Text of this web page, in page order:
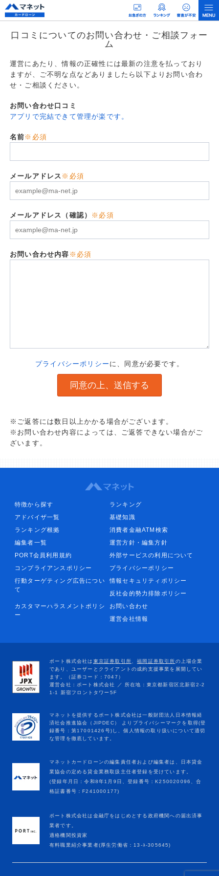
口コミについてのお問い合わせ・ご相談フォー
ム
運営にあたり、情報の正確性には最新の注意を払っており
ますが、ご不明な点などありましたら以下よりお問い合わ
せ・ご相談ください。
お問い合わせ口コミ
アプリで完結できて管理が楽です。
名前※必須
メールアドレス ※必須
メールアドレス（確認） ※必須
お問い合わせ内容 ※必須
プライバシーポリシーに、同意が必要です。
※ご返答には数日以上かかる場合がございます。
※お問い合わせ内容によっては、ご返答できない場合がご
ざいます。
特徴から探す
ランキング
アドバイザ一覧
基礎知識
ランキング根拠
消費者金融ATM検索
編集者一覧
運営方針・編集方針
PORT会員利用規約
外部サービスの利用について
コンプライアンスポリシー
プライバシーポリシー
行動ターゲティング広告につい
て
情報セキュリティポリシー
反社会的勢力排除ポリシー
カスタマーハラスメントポリシ
ー
お問い合わせ
運営会社情報
マネットカードローンの編集責任者および編集者は、日本貸金
業協会の定める貸金業務取扱主任者登録を受けています。
(登録年月日：令和8年1月9日、登録番号：K250020096、合
格証書番号：F241000177)
ポート株式会社は金融庁をはじめとする政府機関への届出済事
業者です。
適格機関投資家
有料職業紹介事業者(厚生労働省：13-ﾕ-305645)